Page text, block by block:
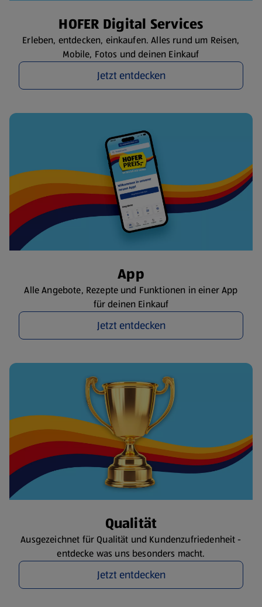
HOFER Digital Services
Erleben, entdecken, einkaufen. Alles rund um Reisen,
Mobile, Fotos und deinen Einkauf
Jetzt entdecken
App
Alle Angebote, Rezepte und Funktionen in einer App
für deinen Einkauf
Jetzt entdecken
Qualität
Ausgezeichnet für Qualität und Kundenzufriedenheit -
entdecke was uns besonders macht.
Jetzt entdecken